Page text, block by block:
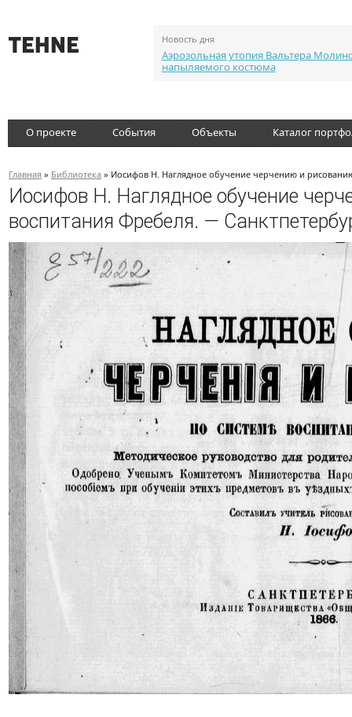
Новость дня
Аэрозольная утопия Вальтера
напыляемого костюма
О проекте События Объекты Каталог
Главная » Библиотека » Иосифов Н. Наглядное обучение черчению и
Иосифов Н. Наглядное обучение
воспитания Фребеля. —